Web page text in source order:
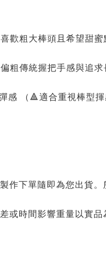
歡粗大棒頭且希望甜蜜
粗傳統握把手感與追求
感 （🔺適合重視棒型
作下單隨即為您出貨
或時間影響重量以實品